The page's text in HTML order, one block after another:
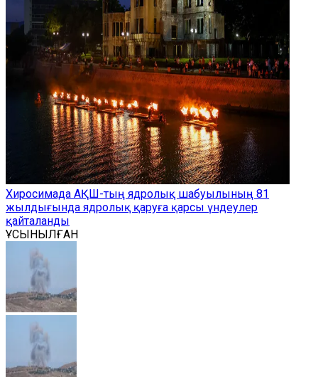
Хиросимада АҚШ-тың ядролық шабуылының 81
жылдығында ядролық қаруға қарсы үндеулер
қайталанды
ҰСЫНЫЛҒАН